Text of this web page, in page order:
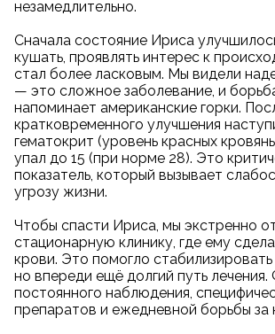
незамедлительно.
Сначала состояние Ирисa
кушать, проявлять интерес к
стал более ласковым. Мы видели
— это сложное заболевание, и
напоминает американские горки.
кратковременного улучшения
гематокрит (уровень красных
упал до 15 (при норме 28). Это
показатель, который вызывает
угрозу жизни.
Чтобы спасти Ириса, мы экстренно
стационарную клинику, где ему
крови. Это помогло стабилизировать
но впереди ещё долгий путь
постоянного наблюдения,
препаратов и ежедневной борьбы за